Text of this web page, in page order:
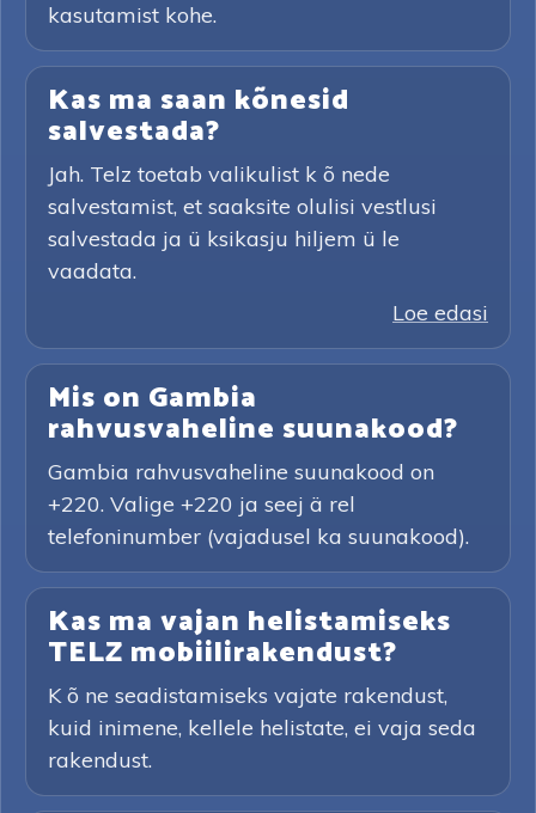
kasutamist kohe.
Kas ma saan kõnesid
salvestada?
Jah. Telz toetab valikulist k õ nede
salvestamist, et saaksite olulisi vestlusi
salvestada ja ü ksikasju hiljem ü le
vaadata.
Loe edasi
Mis on Gambia
rahvusvaheline suunakood?
Gambia rahvusvaheline suunakood on
+220. Valige +220 ja seej ä rel
telefoninumber (vajadusel ka suunakood).
Kas ma vajan helistamiseks
TELZ mobiilirakendust?
K õ ne seadistamiseks vajate rakendust,
kuid inimene, kellele helistate, ei vaja seda
rakendust.